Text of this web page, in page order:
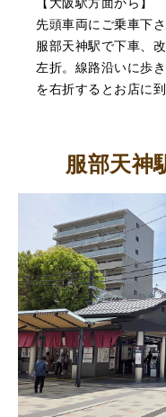
に査定をして頂き思い
正直他店の倍以上で驚
ます。
（大阪府東大阪市）
感じて飛び込みで訪問
切、丁ねいな対応をし
るお店でした。満足い
りがとうございます。
先頭車両にご乗車下さ
服部天神駅で下車、
左折。線路沿いに歩
を右折するとお店に到
服部天神